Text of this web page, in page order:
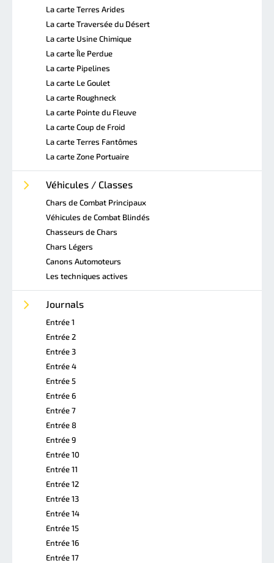
La carte Terres Arides
La carte Traversée du Désert
La carte Usine Chimique
La carte Île Perdue
La carte Pipelines
La carte Le Goulet
La carte Roughneck
La carte Pointe du Fleuve
La carte Coup de Froid
La carte Terres Fantômes
La carte Zone Portuaire
Véhicules / Classes
Chars de Combat Principaux
Véhicules de Combat Blindés
Chasseurs de Chars
Chars Légers
Canons Automoteurs
Les techniques actives
Journals
Entrée 1
Entrée 2
Entrée 3
Entrée 4
Entrée 5
Entrée 6
Entrée 7
Entrée 8
Entrée 9
Entrée 10
Entrée 11
Entrée 12
Entrée 13
Entrée 14
Entrée 15
Entrée 16
Entrée 17